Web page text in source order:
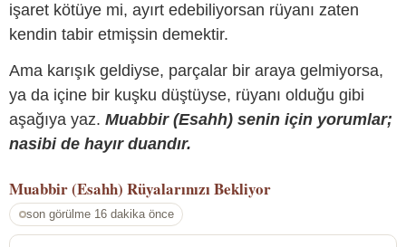
işaret kötüye mi, ayırt edebiliyorsan rüyanı zaten
kendin tabir etmişsin demektir.
Ama karışık geldiyse, parçalar bir araya gelmiyorsa,
ya da içine bir kuşku düştüyse, rüyanı olduğu gibi
aşağıya yaz. Muabbir (Esahh) senin için yorumlar;
nasibi de hayır duandır.
Muabbir (Esahh) Rüyalarınızı Bekliyor
son görülme 16 dakika önce